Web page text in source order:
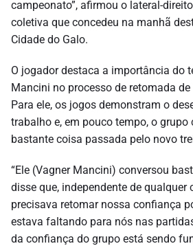
campeonato”, afirmou o lateral-
coletiva que concedeu na manhã
Cidade do Galo.
O jogador destaca a importância do
Mancini no processo de retomada
Para ele, os jogos demonstram o
trabalho e, em pouco tempo, o grupo
bastante coisa passada pelo novo
“Ele (Vagner Mancini) conversou
disse que, independente de qualquer
precisava retomar nossa confiança
estava faltando para nós nas
da confiança do grupo está sendo